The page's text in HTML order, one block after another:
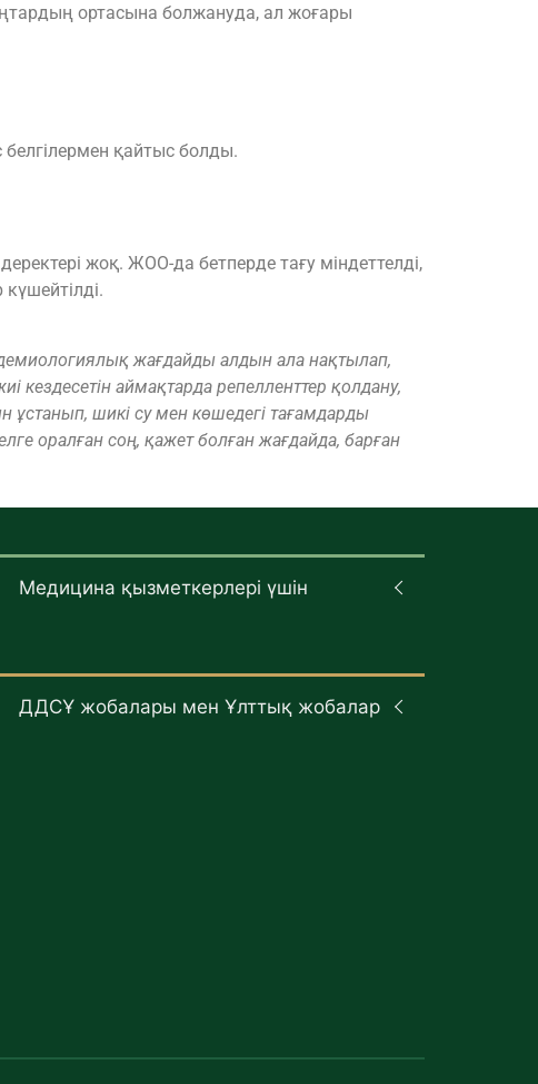
ортасына болжануда, ал жоғары
белгілермен қайтыс болды.
жоқ. ЖОО-да бетперде тағу міндеттелді,
жағдайды алдын ала нақтылап,
аймақтарда репелленттер қолдану,
шикі су мен көшедегі тағамдарды
оралған соң, қажет болған жағдайда, барған
Медицина қызметкерлері үшін
ДДСҰ жобалары мен Ұлттық жобалар